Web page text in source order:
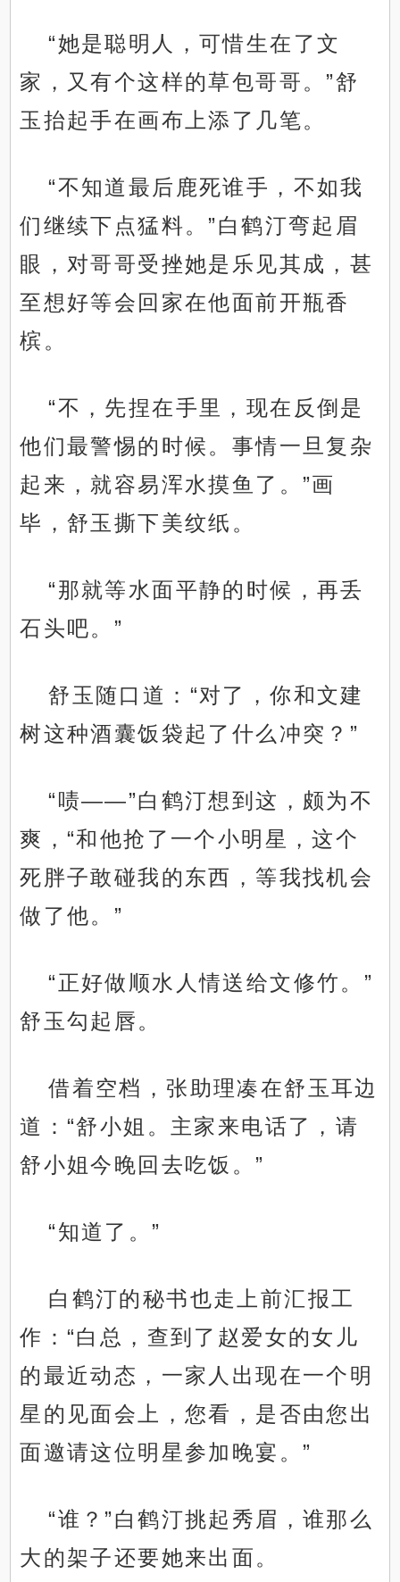
“她是聪明人，可惜生在了文
家，又有个这样的草包哥哥。”舒
玉抬起手在画布上添了几笔。
“不知道最后鹿死谁手，不如我
们继续下点猛料。”白鹤汀弯起眉
眼，对哥哥受挫她是乐见其成，甚
至想好等会回家在他面前开瓶香
槟。
“不，先捏在手里，现在反倒是
他们最警惕的时候。事情一旦复杂
起来，就容易浑水摸鱼了。”画
毕，舒玉撕下美纹纸。
“那就等水面平静的时候，再丢
石头吧。”
舒玉随口道：“对了，你和文建
树这种酒囊饭袋起了什么冲突？”
“啧——”白鹤汀想到这，颇为不
爽，“和他抢了一个小明星，这个
死胖子敢碰我的东西，等我找机会
做了他。”
“正好做顺水人情送给文修竹。”
舒玉勾起唇。
借着空档，张助理凑在舒玉耳边
道：“舒小姐。主家来电话了，请
舒小姐今晚回去吃饭。”
“知道了。”
白鹤汀的秘书也走上前汇报工
作：“白总，查到了赵爱女的女儿
的最近动态，一家人出现在一个明
星的见面会上，您看，是否由您出
面邀请这位明星参加晚宴。”
“谁？”白鹤汀挑起秀眉，谁那么
大的架子还要她来出面。